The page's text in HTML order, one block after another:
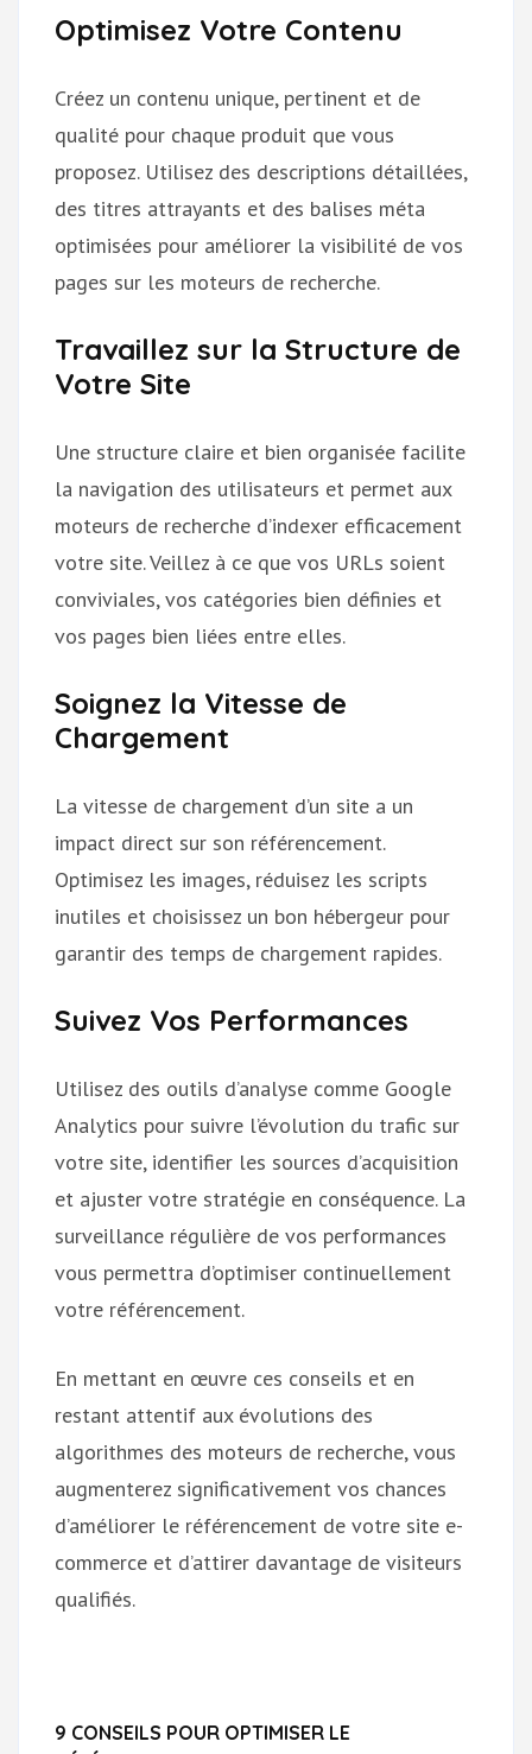
Optimisez Votre Contenu
Créez un contenu unique, pertinent et de
qualité pour chaque produit que vous
proposez. Utilisez des descriptions détaillées,
des titres attrayants et des balises méta
optimisées pour améliorer la visibilité de vos
pages sur les moteurs de recherche.
Travaillez sur la Structure de
Votre Site
Une structure claire et bien organisée facilite
la navigation des utilisateurs et permet aux
moteurs de recherche d’indexer efficacement
votre site. Veillez à ce que vos URLs soient
conviviales, vos catégories bien définies et
vos pages bien liées entre elles.
Soignez la Vitesse de
Chargement
La vitesse de chargement d’un site a un
impact direct sur son référencement.
Optimisez les images, réduisez les scripts
inutiles et choisissez un bon hébergeur pour
garantir des temps de chargement rapides.
Suivez Vos Performances
Utilisez des outils d’analyse comme Google
Analytics pour suivre l’évolution du trafic sur
votre site, identifier les sources d’acquisition
et ajuster votre stratégie en conséquence. La
surveillance régulière de vos performances
vous permettra d’optimiser continuellement
votre référencement.
En mettant en œuvre ces conseils et en
restant attentif aux évolutions des
algorithmes des moteurs de recherche, vous
augmenterez significativement vos chances
d’améliorer le référencement de votre site e-
commerce et d’attirer davantage de visiteurs
qualifiés.
9 CONSEILS POUR OPTIMISER LE